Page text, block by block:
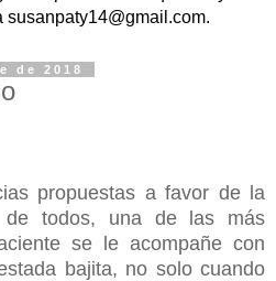
de 2018
propuestas a favor de la
de todos, una de las más
se le acompañe con
bajita, no solo cuando